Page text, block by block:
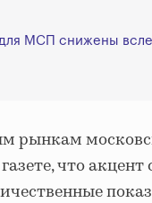
МСП снижены
рынкам
что акцент